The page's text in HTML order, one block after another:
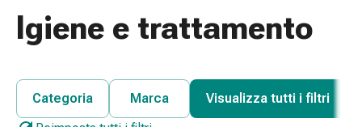
Farmaci
Igiene e trattamento
Categoria Marca
Visualizza tutti i filtri